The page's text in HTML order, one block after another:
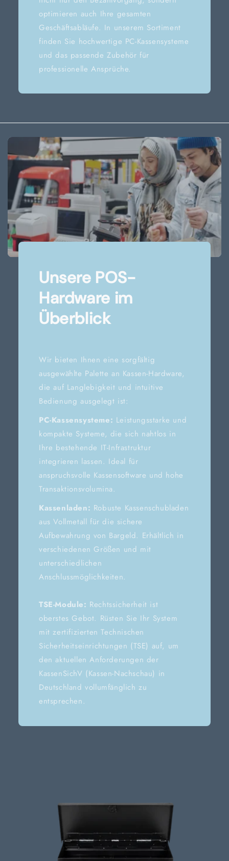
optimieren auch Ihre gesamten
Geschäftsabläufe. In unserem Sortiment
finden Sie hochwertige PC-Kassensysteme
und das passende Zubehör für
professionelle Ansprüche.
Unsere POS-
Hardware im
Überblick
Wir bieten Ihnen eine sorgfältig
ausgewählte Palette an Kassen-Hardware,
die auf Langlebigkeit und intuitive
Bedienung ausgelegt ist:
PC-Kassensysteme: Leistungsstarke und
kompakte Systeme, die sich nahtlos in
Ihre bestehende IT-Infrastruktur
integrieren lassen. Ideal für
anspruchsvolle Kassensoftware und hohe
Transaktionsvolumina.
Kassenladen: Robuste Kassenschubladen
aus Vollmetall für die sichere
Aufbewahrung von Bargeld. Erhältlich in
verschiedenen Größen und mit
unterschiedlichen
Anschlussmöglichkeiten.
TSE-Module: Rechtssicherheit ist
oberstes Gebot. Rüsten Sie Ihr System
mit zertifizierten Technischen
Sicherheitseinrichtungen (TSE) auf, um
den aktuellen Anforderungen der
KassenSichV (Kassen-Nachschau) in
Deutschland vollumfänglich zu
entsprechen.